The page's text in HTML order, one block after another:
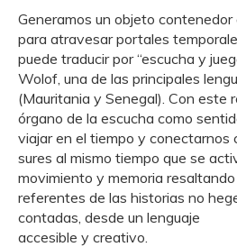
Generamos un objeto
para atravesar portales
puede traducir por “escucha y
Wolof, una de las principales
(Mauritania y Senegal). Con este
órgano de la escucha como
viajar en el tiempo y conectarnos
sures al mismo tiempo que se
movimiento y memoria
referentes de las historias no
contadas, desde un lenguaje
accesible y creativo.